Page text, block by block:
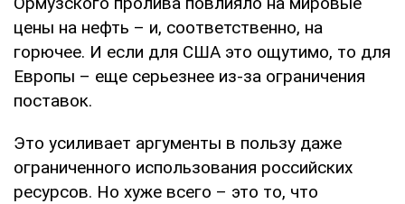
цены на нефть – и, соответственно, на
горючее. И если для США это ощутимо, то для
Европы – еще серьезнее из-за ограничения
поставок.
Это усиливает аргументы в пользу даже
ограниченного использования российских
ресурсов. Но хуже всего – это то, что